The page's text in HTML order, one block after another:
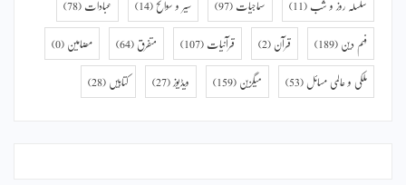
سلسلہ روز و شب (11) سماجیات (97) سیر و سوانح (14) عبادات (78)
فہم دین (189) قرآن (2) قرآنیات (107) متفرق (64) مضامین (0)
ملکی و عالمی مسائل (53) میگزین (159) ویڈیوز (27) کتابیں (28)